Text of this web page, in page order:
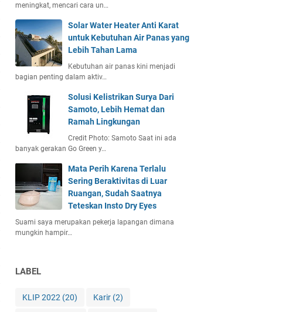
meningkat, mencari cara un…
Solar Water Heater Anti Karat
untuk Kebutuhan Air Panas yang
Lebih Tahan Lama
Kebutuhan air panas kini menjadi
bagian penting dalam aktiv…
Solusi Kelistrikan Surya Dari
Samoto, Lebih Hemat dan
Ramah Lingkungan
Credit Photo: Samoto Saat ini ada
banyak gerakan Go Green y…
Mata Perih Karena Terlalu
Sering Beraktivitas di Luar
Ruangan, Sudah Saatnya
Teteskan Insto Dry Eyes
Suami saya merupakan pekerja lapangan dimana
mungkin hampir…
LABEL
KLIP 2022 (20) Karir (2)